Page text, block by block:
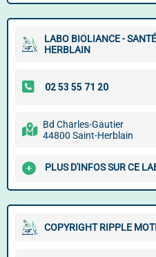
LABO BIOLIANCE -
HERBLAIN
Bd Charles-Gautier
44800 Saint-Herblain
PLUS D'INFOS SUR CE
COPYRIGHT RIPPLE